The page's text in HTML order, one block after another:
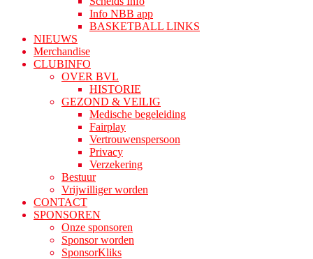
Info NBB app
BASKETBALL LINKS
NIEUWS
Merchandise
CLUBINFO
OVER BVL
HISTORIE
GEZOND & VEILIG
Medische begeleiding
Fairplay
Vertrouwenspersoon
Privacy
Verzekering
Bestuur
Vrijwilliger worden
CONTACT
SPONSOREN
Onze sponsoren
Sponsor worden
SponsorKliks